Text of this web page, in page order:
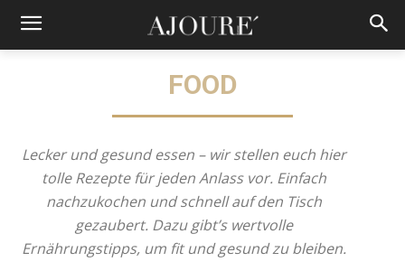
FOOD
Lecker und gesund essen – wir stellen euch hier
tolle Rezepte für jeden Anlass vor. Einfach
nachzukochen und schnell auf den Tisch
gezaubert. Dazu gibt’s wertvolle
Ernährungstipps, um fit und gesund zu bleiben.